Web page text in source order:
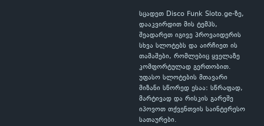
სცადეთ Disco Funk Sloto.ge-ზე,
დააკვირდით მის ტემპს,
შეადარეთ იგივე პროვაიდერის
სხვა სლოტებს და აირჩიეთ ის
თამაშები, რომლებიც ყველაზე
კომფორტულად გერთობით.
უფასო სლოტების მთავარი
მიზანი სწორედ ესაა: სწრაფად,
მარტივად და რისკის გარეშე
იპოვოთ თქვენთვის საინტერესო
სათაურები.